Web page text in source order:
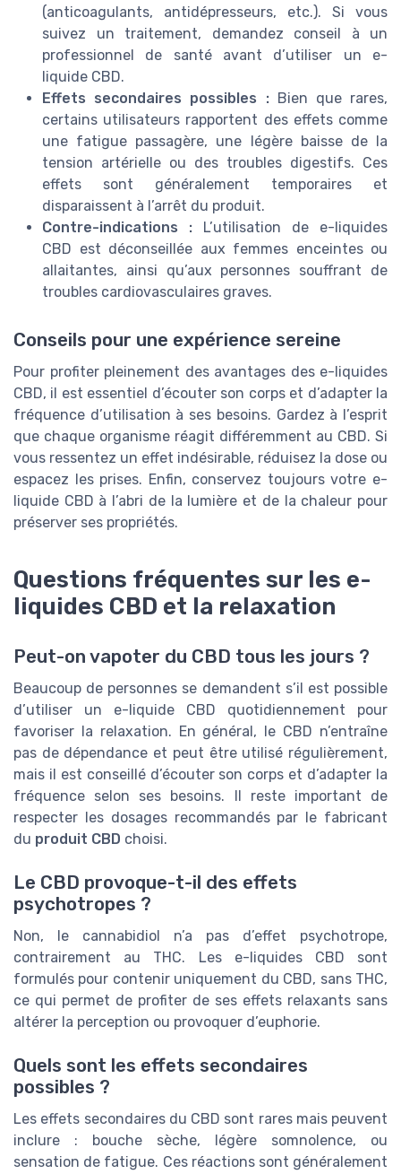
(anticoagulants, antidépresseurs, etc.). Si vous
suivez un traitement, demandez conseil à un
professionnel de santé avant d’utiliser un e-
liquide CBD.
Effets secondaires possibles :Bien que rares,
certains utilisateurs rapportent des effets comme
une fatigue passagère, une légère baisse de la
tension artérielle ou des troubles digestifs. Ces
effets sont généralement temporaires et
disparaissent à l’arrêt du produit.
Contre-indications : L’utilisation de e-liquides
CBD est déconseillée aux femmes enceintes ou
allaitantes, ainsi qu’aux personnes souffrant de
troubles cardiovasculaires graves.
Conseils pour une expérience sereine
Pour profiter pleinement des avantages des e-liquides
CBD, il est essentiel d’écouter son corps et d’adapter la
fréquence d’utilisation à ses besoins. Gardez à l’esprit
que chaque organisme réagit différemment au CBD. Si
vous ressentez un effet indésirable, réduisez la dose ou
espacez les prises. Enfin, conservez toujours votre e-
liquide CBD à l’abri de la lumière et de la chaleur pour
préserver ses propriétés.
Questions fréquentes sur les e-
liquides CBD et la relaxation
Peut-on vapoter du CBD tous les jours ?
Beaucoup de personnes se demandent s’il est possible
d’utiliser un e-liquide CBD quotidiennement pour
favoriser la relaxation. En général, le CBD n’entraîne
pas de dépendance et peut être utilisé régulièrement,
mais il est conseillé d’écouter son corps et d’adapter la
fréquence selon ses besoins. Il reste important de
respecter les dosages recommandés par le fabricant
du produit CBD choisi.
Le CBD provoque-t-il des effets
psychotropes ?
Non, le cannabidiol n’a pas d’effet psychotrope,
contrairement au THC. Les e-liquides CBD sont
formulés pour contenir uniquement du CBD, sans THC,
ce qui permet de profiter de ses effets relaxants sans
altérer la perception ou provoquer d’euphorie.
Quels sont les effets secondaires
possibles ?
Les effets secondaires du CBD sont rares mais peuvent
inclure : bouche sèche, légère somnolence, ou
sensation de fatigue. Ces réactions sont généralement